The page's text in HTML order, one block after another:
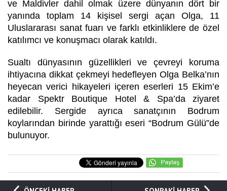
ve Maldivler dahil olmak üzere dünyanın dört bir
yanında toplam 14 kişisel sergi açan Olga, 11
Uluslararası sanat fuarı ve farklı etkinliklere de özel
katılımcı ve konuşmacı olarak katıldı.
Sualtı dünyasının güzellikleri ve çevreyi koruma
ihtiyacına dikkat çekmeyi hedefleyen Olga Belka’nın
heyecan verici hikayeleri içeren eserleri 15 Ekim’e
kadar Spektr Boutique Hotel & Spa’da ziyaret
edilebilir. Sergide ayrıca sanatçının Bodrum
koylarından birinde yarattığı eseri “Bodrum Gülü”de
bulunuyor.